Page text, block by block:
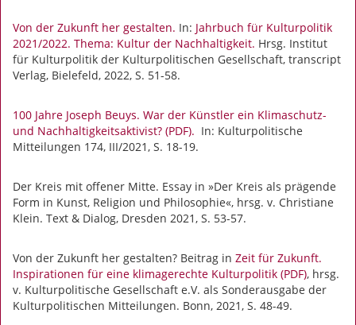
Von der Zukunft her gestalten. In: Jahrbuch für Kulturpolitik
2021/2022. Thema: Kultur der Nachhaltigkeit. Hrsg. Institut
für Kulturpolitik der Kulturpolitischen Gesellschaft, transcript
Verlag, Bielefeld, 2022, S. 51-58.
100 Jahre Joseph Beuys. War der Künstler ein Klimaschutz-
und Nachhaltigkeitsaktivist? (PDF). In: Kulturpolitische
Mitteilungen 174, III/2021, S. 18-19.
Der Kreis mit offener Mitte. Essay in »Der Kreis als prägende
Form in Kunst, Religion und Philosophie«, hrsg. v. Christiane
Klein. Text & Dialog, Dresden 2021, S. 53-57.
Von der Zukunft her gestalten? Beitrag in Zeit für Zukunft.
Inspirationen für eine klimagerechte Kulturpolitik (PDF), hrsg.
v. Kulturpolitische Gesellschaft e.V. als Sonderausgabe der
Kulturpolitischen Mitteilungen. Bonn, 2021, S. 48-49.